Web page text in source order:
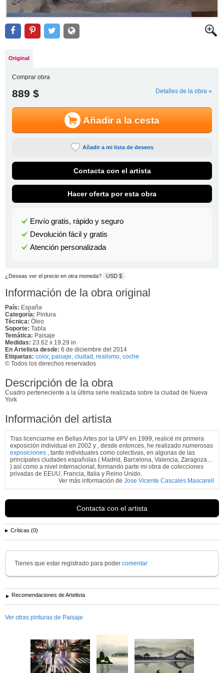
Original
Comprar obra
889 $ Detalles de la obra »
Añadir a la cesta
Añadir a mi lista de deseos
Contacta con el artista
Hacer oferta por esta obra
Envío gratis, rápido y seguro
Devolución fácil y gratis
Atención personalizada
¿Deseas ver el precio en otra moneda? USD $
Información de la obra original
País: España
Categoría: Pintura
Técnica: Óleo
Soporte: Tabla
Temática: Paisaje
Medidas: 23.62 x 19.29 in
En Artelista desde: 6 de diciembre del 2014
Etiquetas: color, paisaje ciudad realismo coche
© Todos los derechos reservados
Descripción de la obra
Cuadro perteneciente a la última serie realizada sobre la ciudad de Nueva
York
Información del artista
Tras licenciarme en Bellas Artes por la UPV en 1999, realicé mi primera
exposición individual en 2002 y , desde entonces, he realizado numerosas
exposiciones , tanto individuales como colectivas, en algunas de las
principales ciudades españolas ( Madrid, Barcelona, Valencia, Zaragoza...
) así como a nivel internacional, formando parte mi obra de colecciones
privadas de EEUU, Francia, Italia y Reino Unido.
Ver más información de Jose Vicente Cascales Mascarell
Contacta con el artista
Críticas (0)
Tienes que estar registrado para poder comentar
Recomendaciones de Artelista
Ver otras pinturas de Paisaje